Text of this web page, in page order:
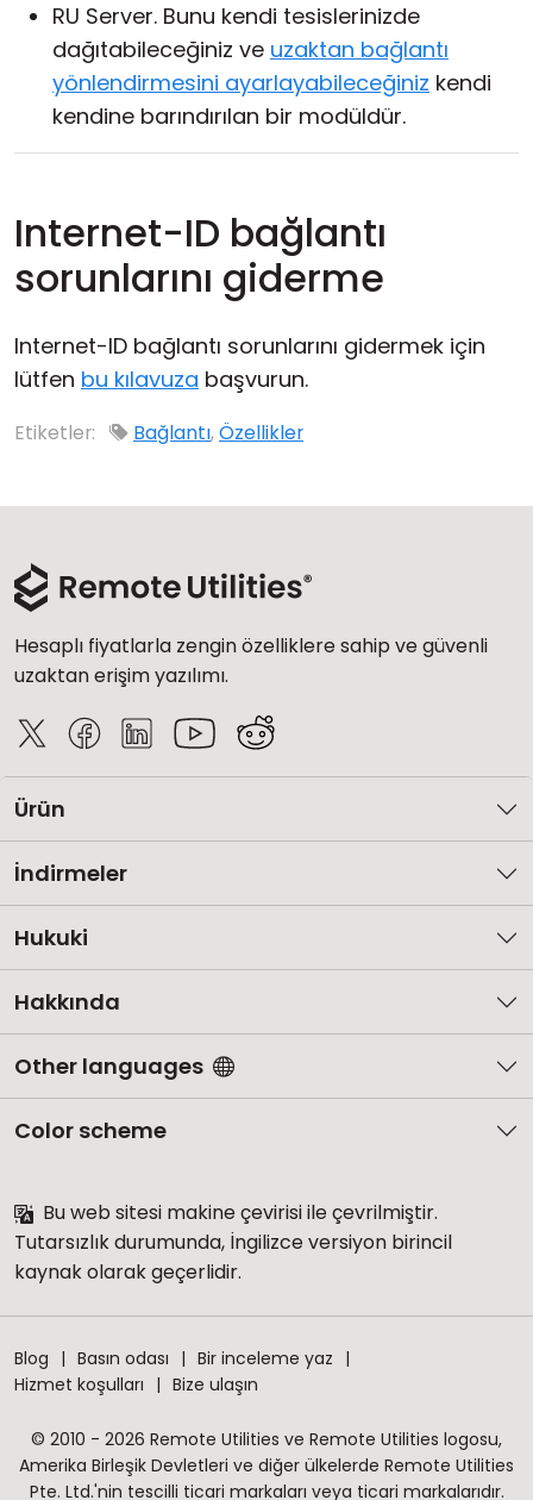
RU Server. Bunu kendi tesislerinizde
dağıtabileceğiniz ve uzaktan bağlantı
yönlendirmesini ayarlayabileceğiniz kendi
kendine barındırılan bir modüldür.
Internet-ID bağlantı
sorunlarını giderme
Internet-ID bağlantı sorunlarını gidermek için
lütfen bu kılavuza başvurun.
Etiketler: Bağlantı,Özellikler
Hesaplı fiyatlarla zengin özelliklere sahip ve güvenli
uzaktan erişim yazılımı.
Ürün
İndirmeler
Hukuki
Hakkında
Other languages
Color scheme
Bu web sitesi makine çevirisi ile çevrilmiştir.
Tutarsızlık durumunda, İngilizce versiyon birincil
kaynak olarak geçerlidir.
Blog Basın odası
Bir inceleme yaz
Hizmet koşulları
Bize ulaşın
© 2010 - 2026 Remote Utilities ve Remote Utilities logosu,
Amerika Birleşik Devletleri ve diğer ülkelerde Remote Utilities
Pte. Ltd.'nin tescilli ticari markaları veya ticari markalarıdır.